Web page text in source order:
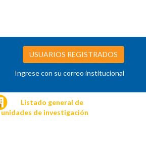
USUARIOS REGISTRADOS
Ingrese con su correo institucional
Listado general de
unidades de investigación